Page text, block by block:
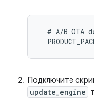
# A/B OTA
Подключите
update_engine